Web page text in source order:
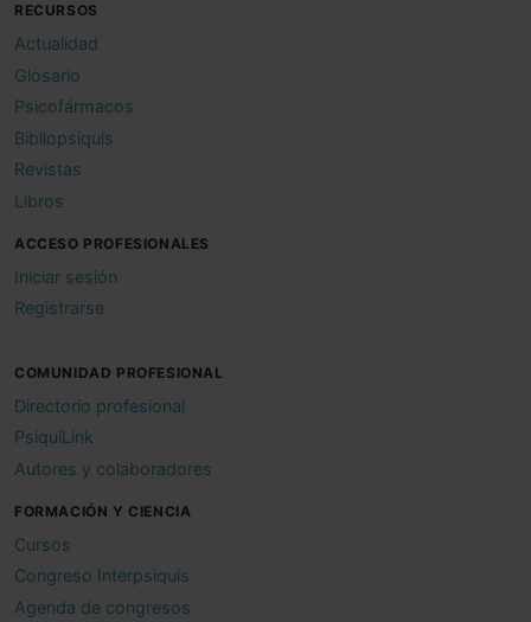
RECURSOS
Actualidad
Glosario
Psicofármacos
Bibliopsiquis
Revistas
Libros
ACCESO PROFESIONALES
Iniciar sesión
Registrarse
COMUNIDAD PROFESIONAL
Directorio profesional
PsiquiLink
Autores y colaboradores
FORMACIÓN Y CIENCIA
Cursos
Congreso Interpsiquis
Agenda de congresos